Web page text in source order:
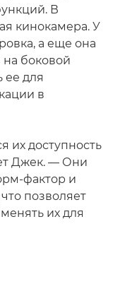
В
кинокамера. У
а еще она
боковой
ее для
в
их доступность
Джек. — Они
фактор и
позволяет
их для